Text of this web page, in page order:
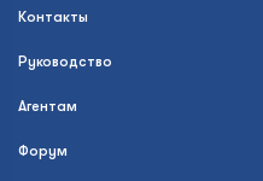
Контакты
Руководство
Агентам
Форум